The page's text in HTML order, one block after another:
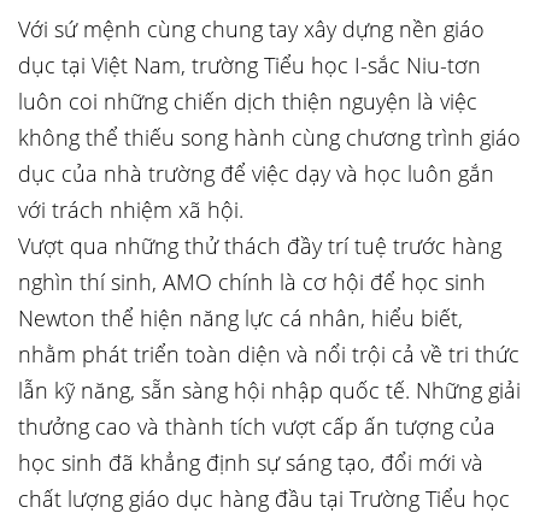
Với sứ mệnh cùng chung tay xây dựng nền giáo
dục tại Việt Nam, trường Tiểu học I-sắc Niu-tơn
luôn coi những chiến dịch thiện nguyện là việc
không thể thiếu song hành cùng chương trình giáo
dục của nhà trường để việc dạy và học luôn gắn
với trách nhiệm xã hội.
Vượt qua những thử thách đầy trí tuệ trước hàng
nghìn thí sinh, AMO chính là cơ hội để học sinh
Newton thể hiện năng lực cá nhân, hiểu biết,
nhằm phát triển toàn diện và nổi trội cả về tri thức
lẫn kỹ năng, sẵn sàng hội nhập quốc tế. Những giải
thưởng cao và thành tích vượt cấp ấn tượng của
học sinh đã khẳng định sự sáng tạo, đổi mới và
chất lượng giáo dục hàng đầu tại Trường Tiểu học